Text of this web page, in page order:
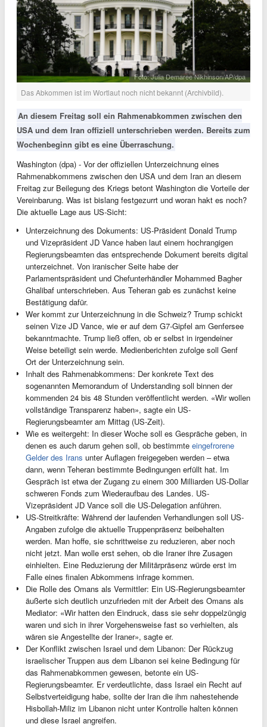
Foto: Julia Demaree Nikhinson/AP/dpa
Das Abkommen ist im Wortlaut noch nicht bekannt (Archivbild).
An diesem Freitag soll ein Rahmenabkommen zwischen den
USA und dem Iran offiziell unterschrieben werden. Bereits zum
Wochenbeginn gibt es eine Überraschung.
Washington (dpa) - Vor der offiziellen Unterzeichnung eines
Rahmenabkommens zwischen den USA und dem Iran an diesem
Freitag zur Beilegung des Kriegs betont Washington die Vorteile der
Vereinbarung. Was ist bislang festgezurrt und woran hakt es noch?
Die aktuelle Lage aus US-Sicht:
Unterzeichnung des Dokuments: US-Präsident Donald Trump
und Vizepräsident JD Vance haben laut einem hochrangigen
Regierungsbeamten das entsprechende Dokument bereits digital
unterzeichnet. Von iranischer Seite habe der
Parlamentspräsident und Chefunterhändler Mohammed Bagher
Ghalibaf unterschrieben. Aus Teheran gab es zunächst keine
Bestätigung dafür.
Wer kommt zur Unterzeichnung in die Schweiz? Trump schickt
seinen Vize JD Vance, wie er auf dem G7-Gipfel am Genfersee
bekanntmachte. Trump ließ offen, ob er selbst in irgendeiner
Weise beteiligt sein werde. Medienberichten zufolge soll Genf
Ort der Unterzeichnung sein.
Inhalt des Rahmenabkommens: Der konkrete Text des
sogenannten Memorandum of Understanding soll binnen der
kommenden 24 bis 48 Stunden veröffentlicht werden. «Wir wollen
vollständige Transparenz haben», sagte ein US-
Regierungsbeamter am Mittag (US-Zeit).
Wie es weitergeht: In dieser Woche soll es Gespräche geben, in
denen es auch darum gehen soll, ob bestimmte eingefrorene
Gelder des Irans unter Auflagen freigegeben werden – etwa
dann, wenn Teheran bestimmte Bedingungen erfüllt hat. Im
Gespräch ist etwa der Zugang zu einem 300 Milliarden US-Dollar
schweren Fonds zum Wiederaufbau des Landes. US-
Vizepräsident JD Vance soll die US-Delegation anführen.
US-Streitkräfte: Während der laufenden Verhandlungen soll US-
Angaben zufolge die aktuelle Truppenpräsenz beibehalten
werden. Man hoffe, sie schrittweise zu reduzieren, aber noch
nicht jetzt. Man wolle erst sehen, ob die Iraner ihre Zusagen
einhielten. Eine Reduzierung der Militärpräsenz würde erst im
Falle eines finalen Abkommens infrage kommen.
Die Rolle des Omans als Vermittler: Ein US-Regierungsbeamter
äußerte sich deutlich unzufrieden mit der Arbeit des Omans als
Mediator: «Wir hatten den Eindruck, dass sie sehr doppelzüngig
waren und sich in ihrer Vorgehensweise fast so verhielten, als
wären sie Angestellte der Iraner», sagte er.
Der Konflikt zwischen Israel und dem Libanon: Der Rückzug
israelischer Truppen aus dem Libanon sei keine Bedingung für
das Rahmenabkommen gewesen, betonte ein US-
Regierungsbeamter. Er verdeutlichte, dass Israel ein Recht auf
Selbstverteidigung habe, sollte der Iran die ihm nahestehende
Hisbollah-Miliz im Libanon nicht unter Kontrolle halten können
und diese Israel angreifen.